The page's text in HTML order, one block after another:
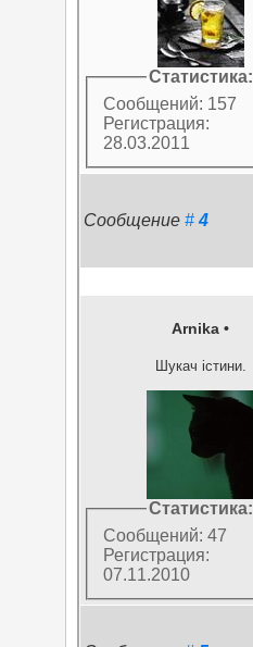
Статистика:
Сообщений: 157
Регистрация:
28.03.2011
Сообщение#4
Arnika •
Шукач істини.
Статистика:
Сообщений: 47
Регистрация:
07.11.2010